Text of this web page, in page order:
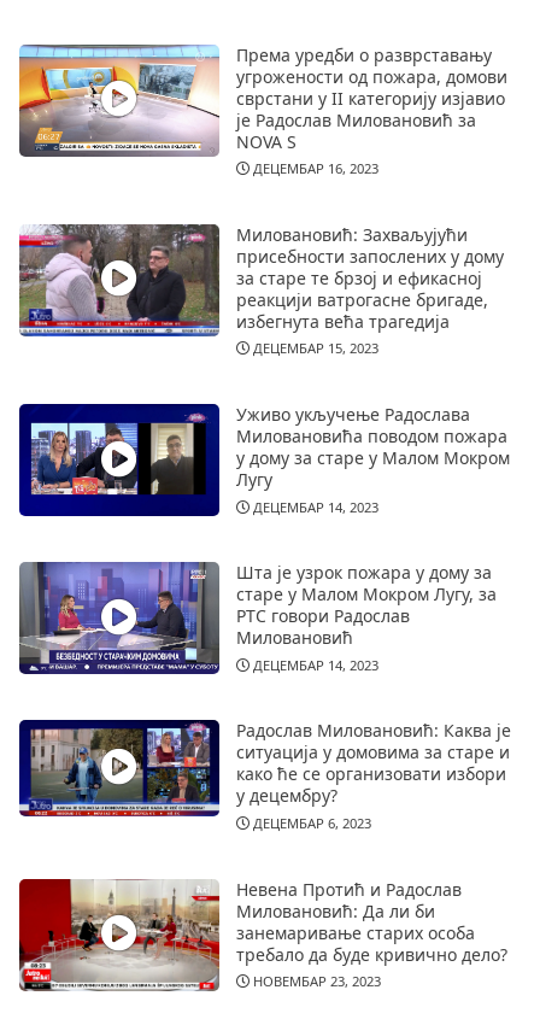
Према уредби о разврставању
угрожености од пожара, домови
сврстани у II категорију изјавио
је Радослав Миловановић за
NOVA S
ДЕЦЕМБАР 16, 2023
Миловановић: Захваљујући
присебности запослених у дому
за старе те брзој и ефикасној
реакцији ватрогасне бригаде,
избегнута већа трагедија
ДЕЦЕМБАР 15, 2023
Уживо укључење Радослава
Миловановића поводом пожара
у дому за старе у Малом Мокром
Лугу
ДЕЦЕМБАР 14, 2023
Шта је узрок пожара у дому за
старе у Малом Мокром Лугу, за
РТС говори Радослав
Миловановић
ДЕЦЕМБАР 14, 2023
Радослав Миловановић: Каква је
ситуација у домовима за старе и
како ће се организовати избори
у децембру?
ДЕЦЕМБАР 6, 2023
Невена Протић и Радослав
Миловановић: Да ли би
занемаривање старих особа
требало да буде кривично дело?
НОВЕМБАР 23, 2023